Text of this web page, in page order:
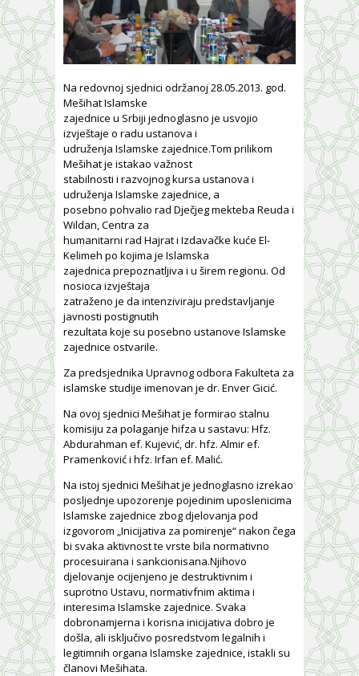
Na redovnoj sjednici održanoj 28.05.2013. god.
Mešihat Islamske
zajednice u Srbiji jednoglasno je usvojio
izvještaje o radu ustanova i
udruženja Islamske zajednice.Tom prilikom
Mešihat je istakao važnost
stabilnosti i razvojnog kursa ustanova i
udruženja Islamske zajednice, a
posebno pohvalio rad Dječjeg mekteba Reuda i
Wildan, Centra za
humanitarni rad Hajrat i Izdavačke kuće El-
Kelimeh po kojima je Islamska
zajednica prepoznatljiva i u širem regionu. Od
nosioca izvještaja
zatraženo je da intenziviraju predstavljanje
javnosti postignutih
rezultata koje su posebno ustanove Islamske
zajednice ostvarile.
Za predsjednika Upravnog odbora Fakulteta za
islamske studije imenovan je dr. Enver Gicić.
Na ovoj sjednici Mešihat je formirao stalnu
komisiju za polaganje hifza u sastavu: Hfz.
Abdurahman ef. Kujević, dr. hfz. Almir ef.
Pramenković i hfz. Irfan ef. Malić.
Na istoj sjednici Mešihat je jednoglasno izrekao
posljednje upozorenje pojedinim uposlenicima
Islamske zajednice zbog djelovanja pod
izgovorom „Inicijativa za pomirenje“ nakon čega
bi svaka aktivnost te vrste bila normativno
procesuirana i sankcionisana.Njihovo
djelovanje ocijenjeno je destruktivnim i
suprotno Ustavu, normativfnim aktima i
interesima Islamske zajednice. Svaka
dobronamjerna i korisna inicijativa dobro je
došla, ali isključivo posredstvom legalnih i
legitimnih organa Islamske zajednice, istakli su
članovi Mešihata.